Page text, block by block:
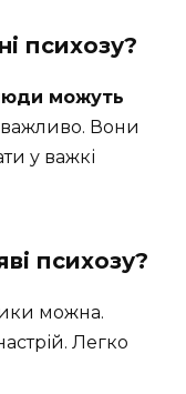
психозу?
можуть
Вони
у важкі
психозу?
можна.
Легко